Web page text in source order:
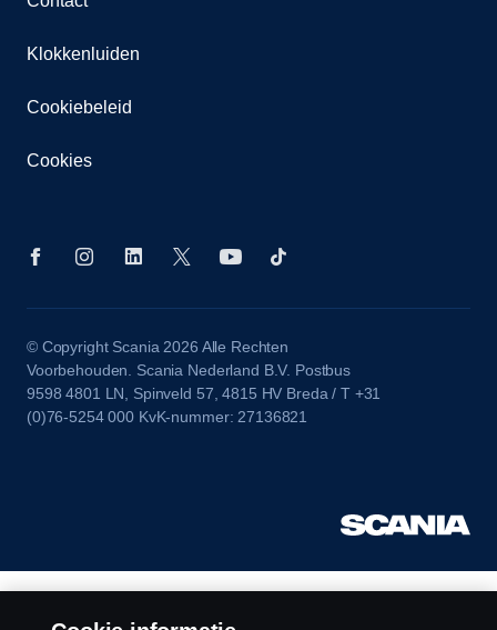
Klokkenluiden
Cookiebeleid
Cookies
© Copyright Scania 2026 Alle Rechten
Voorbehouden. Scania Nederland B.V. Postbus
9598 4801 LN, Spinveld 57, 4815 HV Breda / T +31
(0)76-5254 000 KvK-nummer: 27136821